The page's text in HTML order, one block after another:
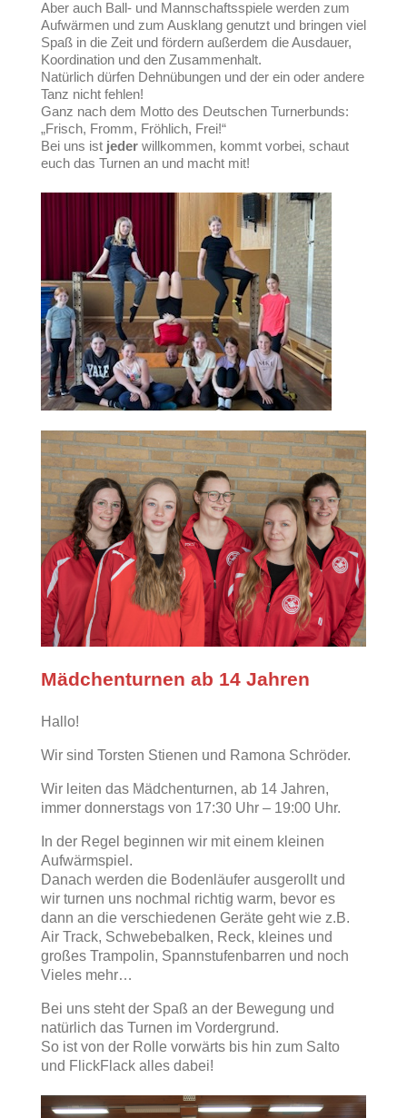
Aber auch Ball- und Mannschaftsspiele werden zum
Aufwärmen und zum Ausklang genutzt und bringen viel
Spaß in die Zeit und fördern außerdem die Ausdauer,
Koordination und den Zusammenhalt.
Natürlich dürfen Dehnübungen und der ein oder andere
Tanz nicht fehlen!
Ganz nach dem Motto des Deutschen Turnerbunds:
„Frisch, Fromm, Fröhlich, Frei!“
Bei uns ist jeder willkommen, kommt vorbei, schaut
euch das Turnen an und macht mit!
Mädchenturnen ab 14 Jahren
Hallo!
Wir sind Torsten Stienen und Ramona Schröder.
Wir leiten das Mädchenturnen, ab 14 Jahren,
immer donnerstags von 17:30 Uhr – 19:00 Uhr.
In der Regel beginnen wir mit einem kleinen
Aufwärmspiel.
Danach werden die Bodenläufer ausgerollt und
wir turnen uns nochmal richtig warm, bevor es
dann an die verschiedenen Geräte geht wie z.B.
Air Track, Schwebebalken, Reck, kleines und
großes Trampolin, Spannstufenbarren und noch
Vieles mehr…
Bei uns steht der Spaß an der Bewegung und
natürlich das Turnen im Vordergrund.
So ist von der Rolle vorwärts bis hin zum Salto
und FlickFlack alles dabei!